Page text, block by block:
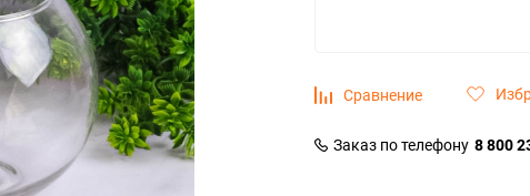
Сравнение
Заказ по телефону 8 800